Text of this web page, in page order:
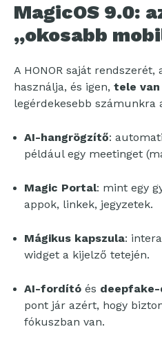
MagicOS 9.0:
„okosabb
A HONOR saját rendszerét,
használja, és igen, tele
legérdekesebb számunkra
AI-hangrögzítő:
például egy meetinget
Magic Portal: mint egy
appok, linkek, jegyzetek.
Mágikus kapszula:
widget a kijelző tetején.
AI-fordító és
pont jár azért, hogy
fókuszban van.